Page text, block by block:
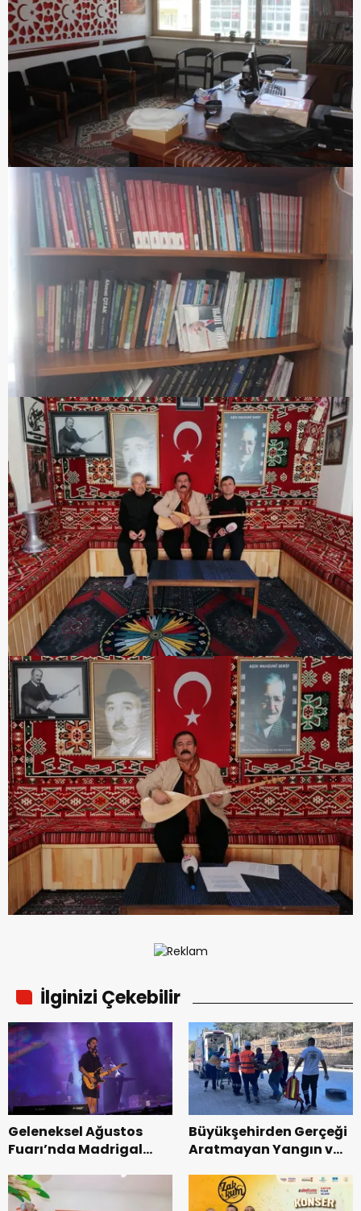
İlginizi Çekebilir
Geleneksel Ağustos
Fuarı’nda Madrigal
Büyükşehirden Gerçeği
Aratmayan Yangın ve